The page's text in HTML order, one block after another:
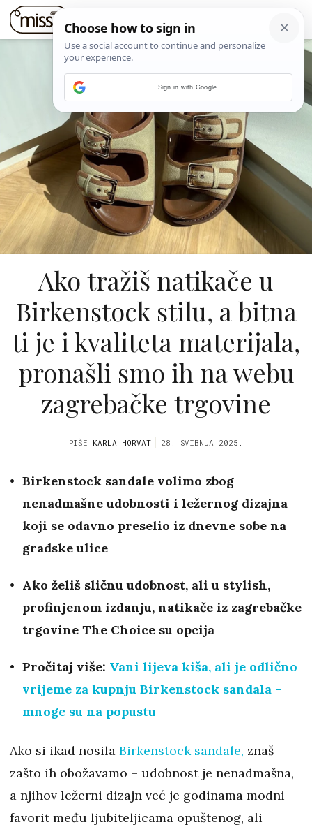
Ako tražiš natikače u
Birkenstock stilu, a bitna
ti je i kvaliteta materijala,
pronašli smo ih na webu
zagrebačke trgovine
PIŠE KARLA HORVAT 28. SVIBNJA 2025.
Birkenstock sandale volimo zbog
nenadmašne udobnosti i ležernog dizajna
koji se odavno preselio iz dnevne sobe na
gradske ulice
Ako želiš sličnu udobnost, ali u stylish,
profinjenom izdanju, natikače iz zagrebačke
trgovine The Choice su opcija
Pročitaj više: Vani lijeva kiša, ali je odlično
vrijeme za kupnju Birkenstock sandala -
mnoge su na popustu
Ako si ikad nosila Birkenstock sandale, znaš
zašto ih obožavamo – udobnost je nenadmašna,
a njihov ležerni dizajn već je godinama modni
favorit među ljubiteljicama opuštenog, ali
Sign in with Google